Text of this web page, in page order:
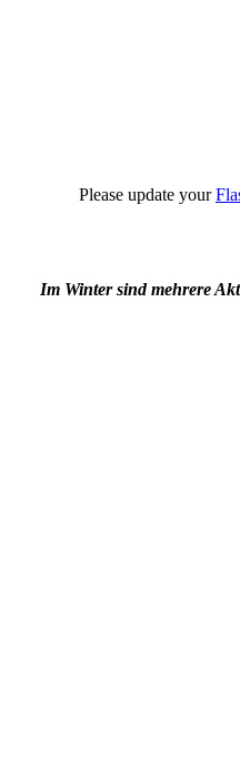
Please update your
Im Winter sind mehrere